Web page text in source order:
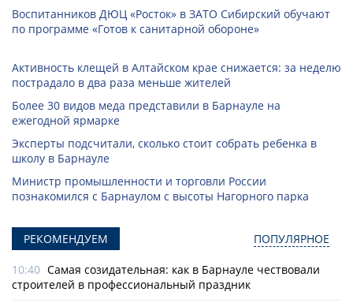
Воспитанников ДЮЦ «Росток» в ЗАТО Сибирский обучают
по программе «Готов к санитарной обороне»
Активность клещей в Алтайском крае снижается: за неделю
пострадало в два раза меньше жителей
Более 30 видов меда представили в Барнауле на
ежегодной ярмарке
Эксперты подсчитали, сколько стоит собрать ребенка в
школу в Барнауле
Министр промышленности и торговли России
познакомился с Барнаулом с высоты Нагорного парка
РЕКОМЕНДУЕМ ПОПУЛЯРНОЕ
10:40 Самая созидательная: как в Барнауле чествовали
строителей в профессиональный праздник